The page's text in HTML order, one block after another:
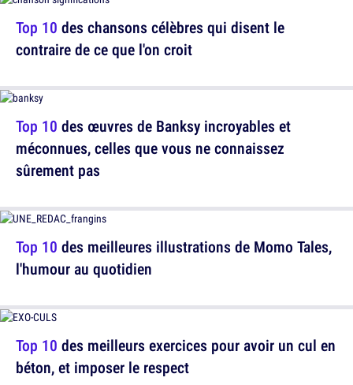
Top 10 des chansons célèbres qui disent le
contraire de ce que l'on croit
Top 10 des meilleures illustrations de Momo Tales,
l'humour au quotidien
Top 10 des œuvres de Banksy incroyables et
méconnues, celles que vous ne connaissez
sûrement pas
Top 10 des meilleurs exercices pour avoir un cul en
béton, et imposer le respect